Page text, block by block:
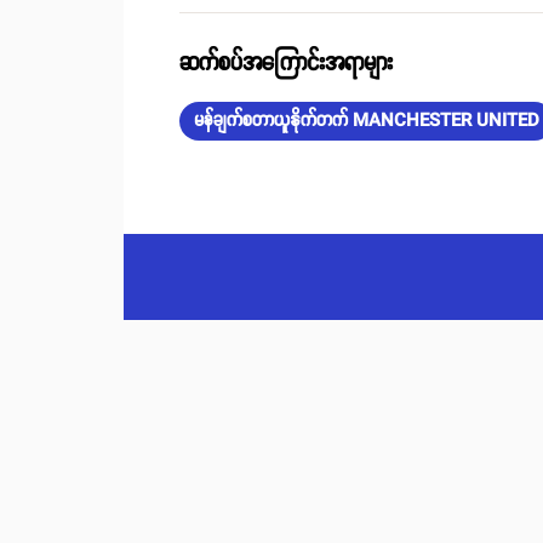
ဆက်စပ်အကြောင်းအရာများ
မန်ချက်စတာယူနိုက်တက် MANCHESTER UNITED